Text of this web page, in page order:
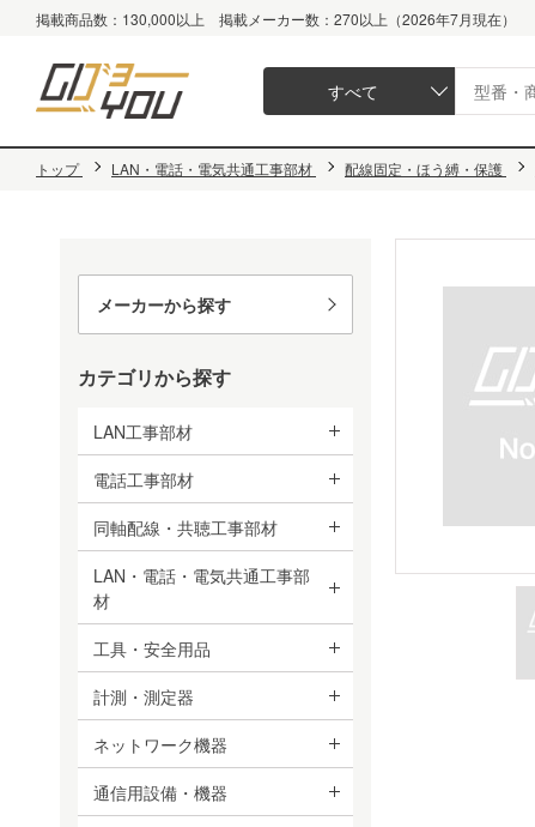
掲載商品数：130,000以上 掲載メーカー数：270以上（2026年7月現在）
すべて
トップ LAN・電話・電気共通工事部材 配線固定・ほう縛・保護
メーカーから探す
カテゴリから探す
LAN工事部材
電話工事部材
同軸配線・共聴工事部材
LAN・電話・電気共通工事部
材
工具・安全用品
計測・測定器
ネットワーク機器
通信用設備・機器